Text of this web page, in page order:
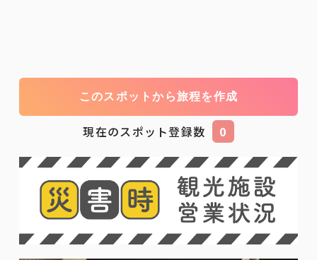
このスポットから旅程を作成
現在のスポット登録数 0